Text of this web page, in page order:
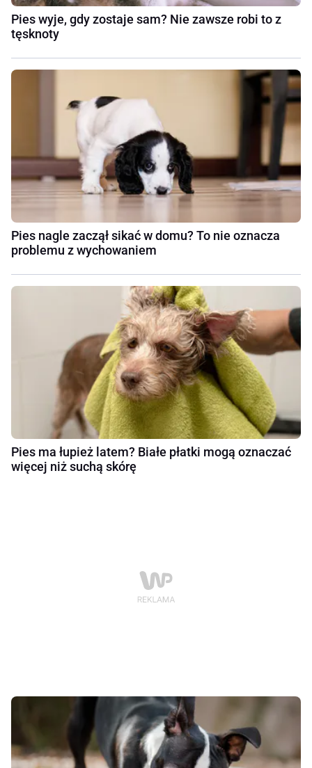
Pies wyje, gdy zostaje sam? Nie zawsze robi to z
tęsknoty
Pies nagle zaczął sikać w domu? To nie oznacza
problemu z wychowaniem
Pies ma łupież latem? Białe płatki mogą oznaczać
więcej niż suchą skórę